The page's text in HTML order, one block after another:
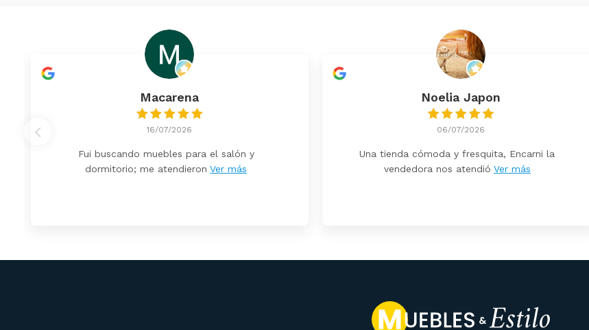
Macarena
16/07/2026
Fui buscando muebles para el salón y
dormitorio; me atendieron Ver más
Noelia Japon
06/07/2026
Una tienda cómoda y fresquita, Encarni la
vendedora nos atendió Ver más